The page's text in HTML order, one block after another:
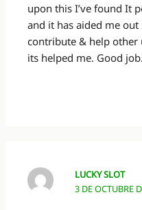
upon this I’ve found It
and it has aided me
contribute & help other
its helped me. Good job.
LUCKY SLOT
3 DE OCTUBRE